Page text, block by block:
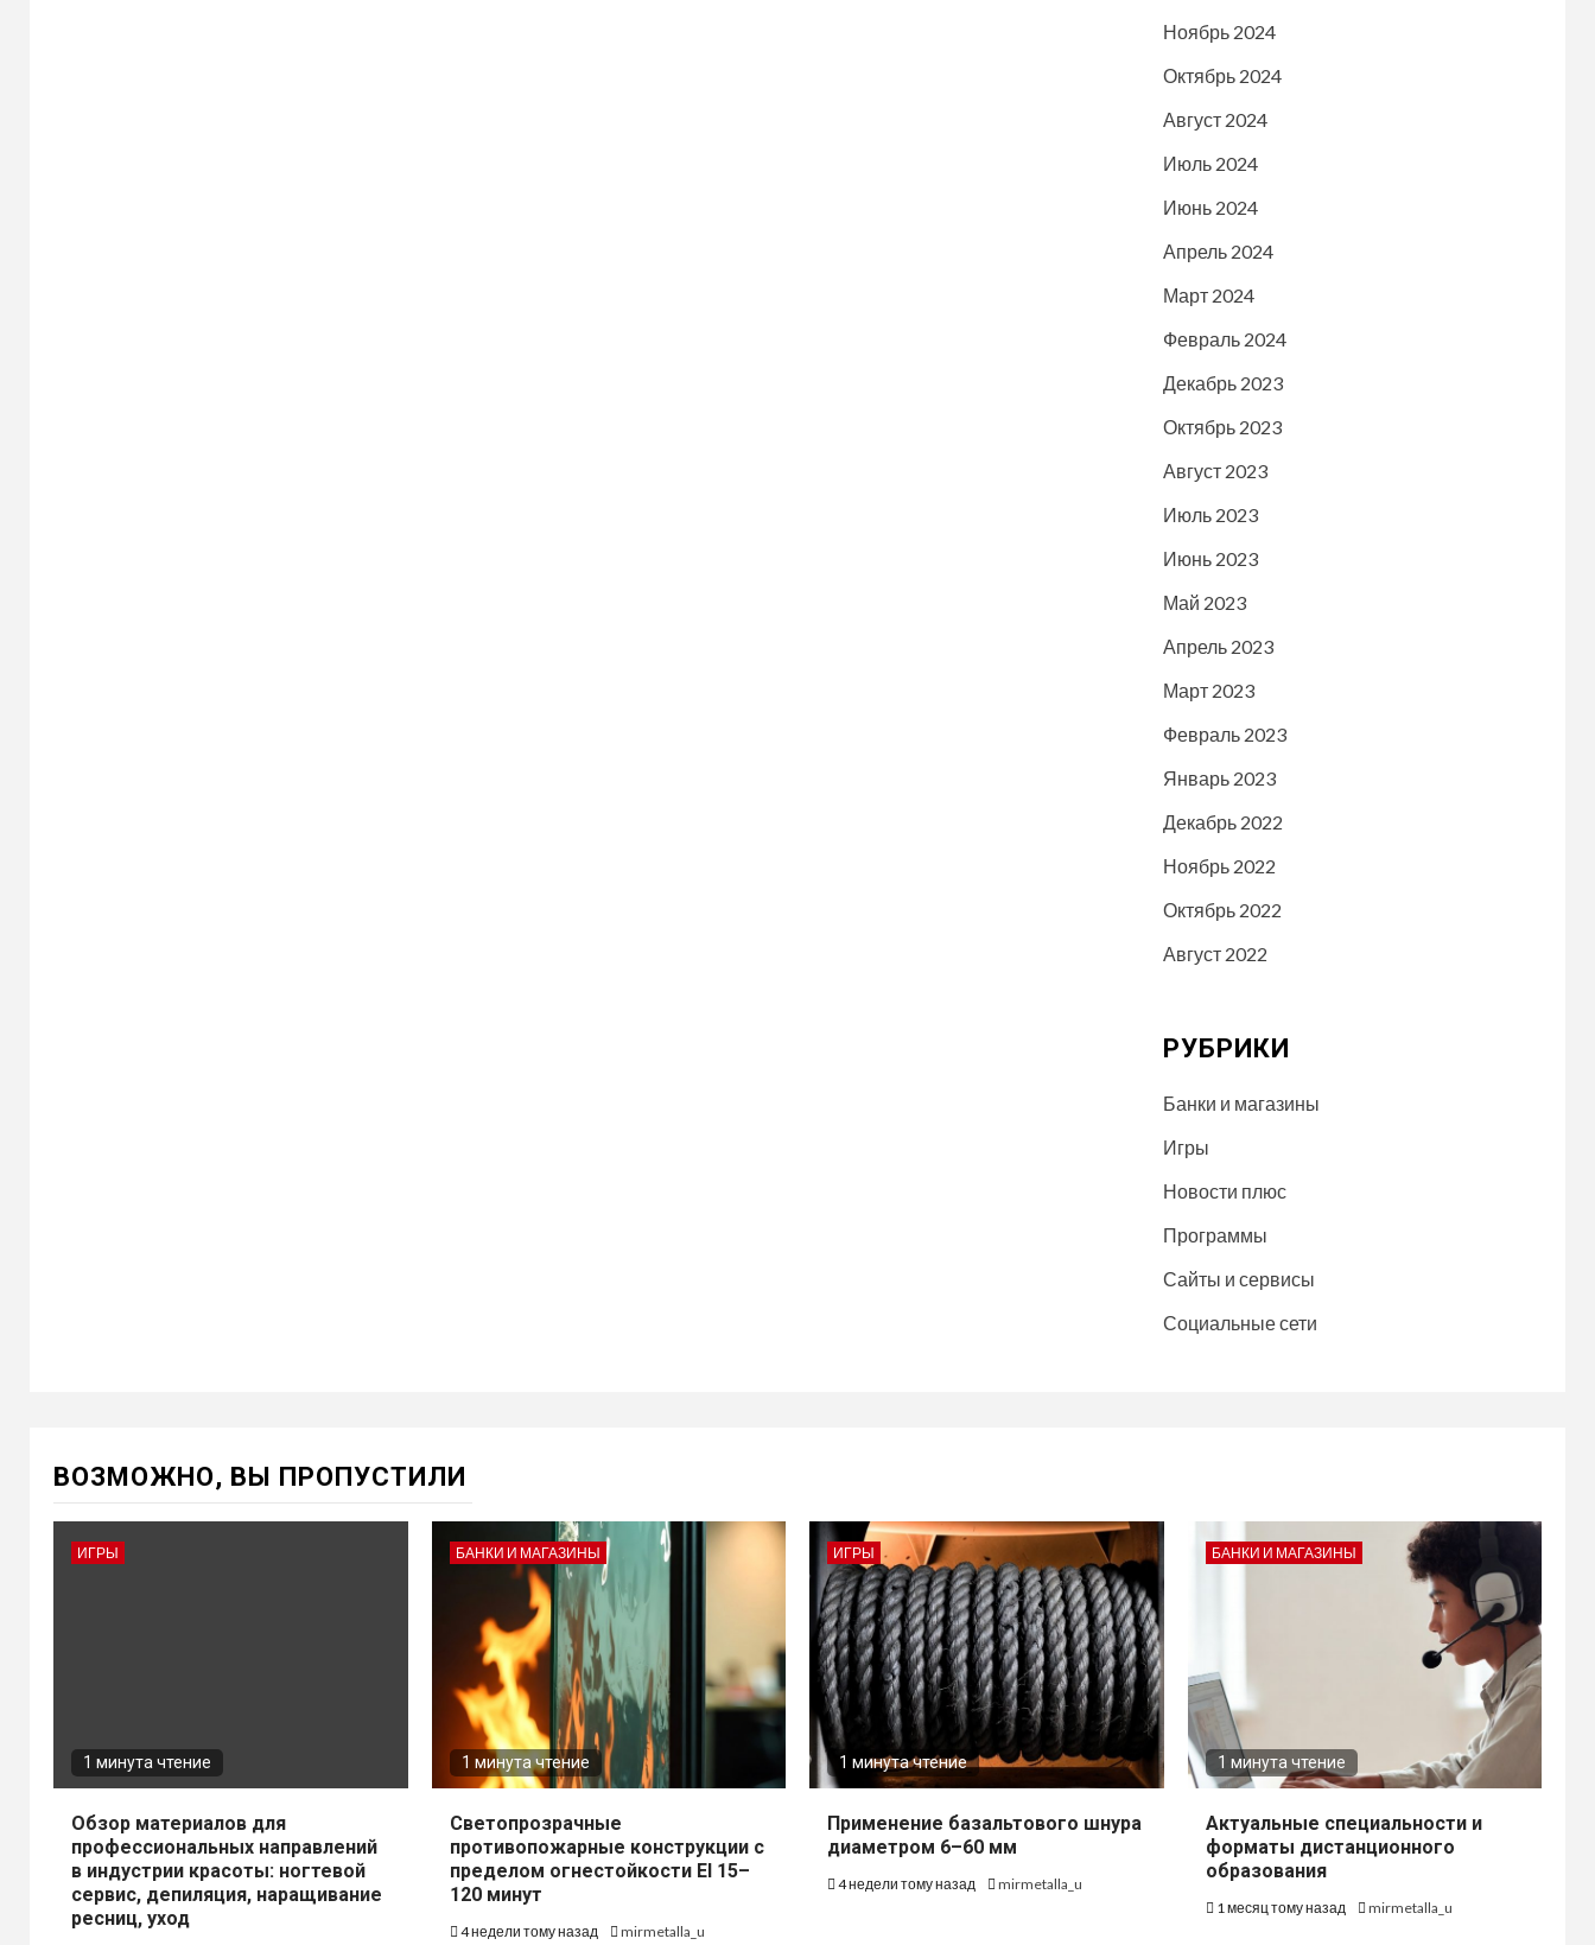
Ноябрь 2024
Октябрь 2024
Август 2024
Июль 2024
Июнь 2024
Апрель 2024
Март 2024
Февраль 2024
Декабрь 2023
Октябрь 2023
Август 2023
Июль 2023
Июнь 2023
Май 2023
Апрель 2023
Март 2023
Февраль 2023
Январь 2023
Декабрь 2022
Ноябрь 2022
Октябрь 2022
Август 2022
РУБРИКИ
Банки и магазины
Игры
Новости плюс
Программы
Сайты и сервисы
Социальные сети
ВОЗМОЖНО, ВЫ ПРОПУСТИЛИ
ИГРЫ
1 минута чтение
Обзор материалов для
профессиональных направлений
в индустрии красоты: ногтевой
сервис, депиляция, наращивание
ресниц, уход
БАНКИ И МАГАЗИНЫ
1 минута чтение
Светопрозрачные
противопожарные конструкции с
пределом огнестойкости EI 15–
120 минут
4 недели тому назад mirmetalla_u
ИГРЫ
1 минута чтение
Применение базальтового шнура
диаметром 6–60 мм
4 недели тому назад mirmetalla_u
БАНКИ И МАГАЗИНЫ
1 минута чтение
Актуальные специальности и
форматы дистанционного
образования
1 месяц тому назад mirmetalla_u